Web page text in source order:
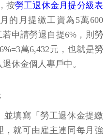
按勞工退休金月提分級表
的月提繳工資為5萬600
申請勞退自提6%，則勞
萬6,432元，也就是勞
休金個人專戶中。
填寫「勞工退休金提繳
，就可由雇主連同每月強